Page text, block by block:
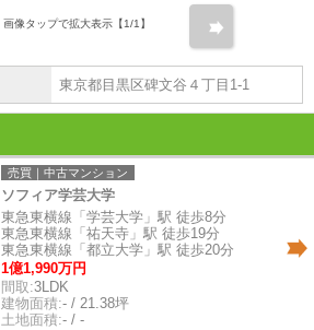
画像タップで拡大表示【1/1】
東京都目黒区碑文谷４丁目1-1
売買｜中古マンション
ソフィア学芸大学
東急東横線「学芸大学」駅 徒歩8分
東急東横線「祐天寺」駅 徒歩19分
東急東横線「都立大学」駅 徒歩20分
1億1,990万円
間取:3LDK
建物面積:- / 21.38坪
土地面積:- / -